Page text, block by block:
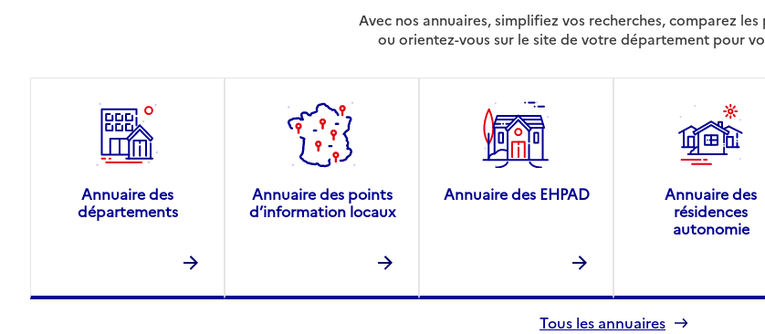
Avec nos annuaires, simplifiez vos recherches, comparez les
ou orientez-vous sur le site de votre département pour
Annuaire des
départements
Annuaire des points
d’information locaux
Annuaire des EHPAD
Annuaire des
résidences
autonomie
Tous les annuaires